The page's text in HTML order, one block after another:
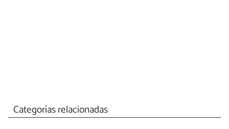
Categorías relacionadas